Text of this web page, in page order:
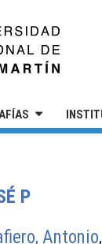
P
Antonio,